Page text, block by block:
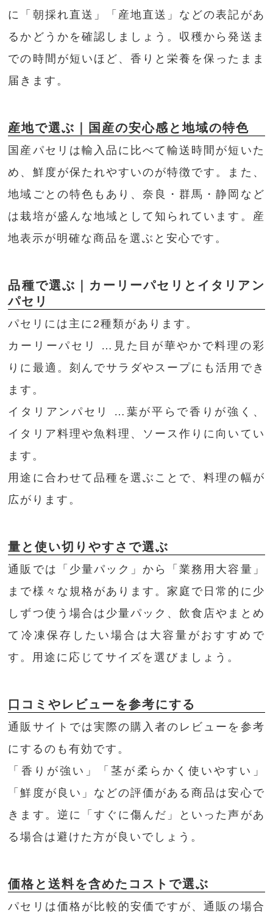
に「朝採れ直送」「産地直送」などの表記があ
るかどうかを確認しましょう。収穫から発送ま
での時間が短いほど、香りと栄養を保ったまま
届きます。
産地で選ぶ｜国産の安心感と地域の特色
国産パセリは輸入品に比べて輸送時間が短いた
め、鮮度が保たれやすいのが特徴です。また、
地域ごとの特色もあり、奈良・群馬・静岡など
は栽培が盛んな地域として知られています。産
地表示が明確な商品を選ぶと安心です。
品種で選ぶ｜カーリーパセリとイタリアン
パセリ
パセリには主に2種類があります。
カーリーパセリ …見た目が華やかで料理の彩
りに最適。刻んでサラダやスープにも活用でき
ます。
イタリアンパセリ …葉が平らで香りが強く、
イタリア料理や魚料理、ソース作りに向いてい
ます。
用途に合わせて品種を選ぶことで、料理の幅が
広がります。
量と使い切りやすさで選ぶ
通販では「少量パック」から「業務用大容量」
まで様々な規格があります。家庭で日常的に少
しずつ使う場合は少量パック、飲食店やまとめ
て冷凍保存したい場合は大容量がおすすめで
す。用途に応じてサイズを選びましょう。
口コミやレビューを参考にする
通販サイトでは実際の購入者のレビューを参考
にするのも有効です。
「香りが強い」「茎が柔らかく使いやすい」
「鮮度が良い」などの評価がある商品は安心で
きます。逆に「すぐに傷んだ」といった声があ
る場合は避けた方が良いでしょう。
価格と送料を含めたコストで選ぶ
パセリは価格が比較的安価ですが、通販の場合